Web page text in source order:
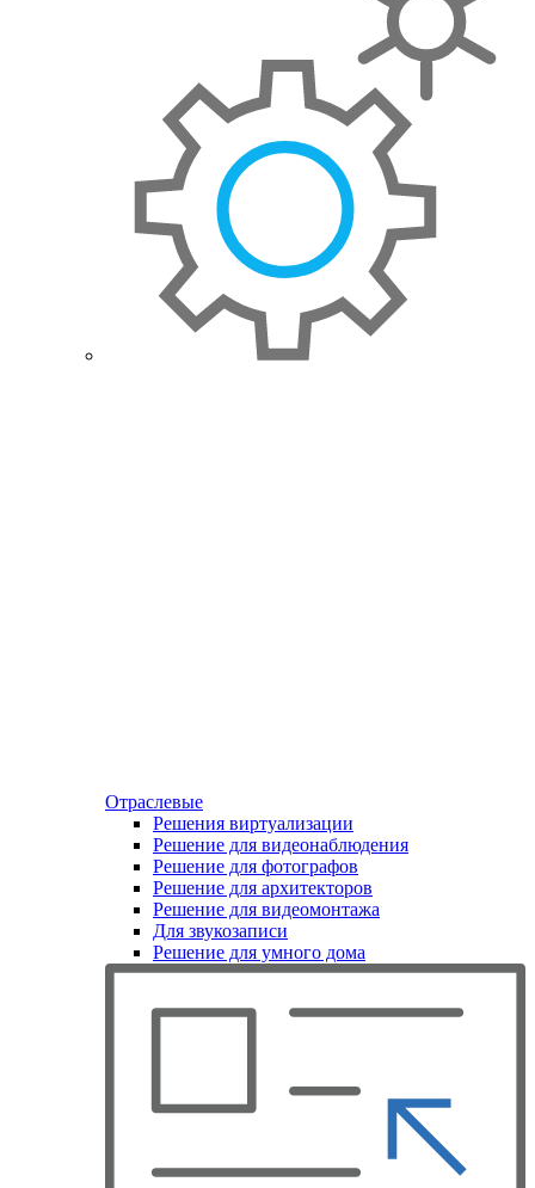
Отраслевые
Решения виртуализации
Решение для видеонаблюдения
Решение для фотографов
Решение для архитекторов
Решение для видеомонтажа
Для звукозаписи
Решение для умного дома